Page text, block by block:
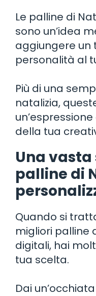
Le palline di
sono un’idea
aggiungere un
personalità al
Più di una
natalizia,
della tua
Una vasta
palline di
Quando si
migliori palline
digitali, hai
tua scelta.
Dai